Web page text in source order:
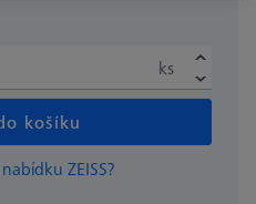
ks
košíku
ZEISS?